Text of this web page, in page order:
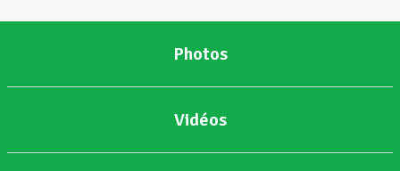
Photos
Vidéos